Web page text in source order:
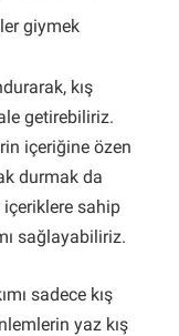
giymek
kış
getirebiliriz.
içeriğine özen
durmak da
sahip
sağlayabiliriz.
sadece kış
yaz kış